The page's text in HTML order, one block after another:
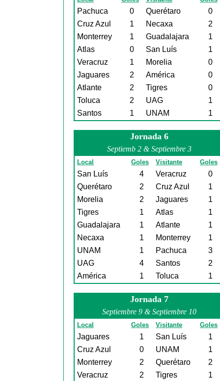
Pachuca 0 Querétaro
0
Cruz Azul
1 Necaxa
2
Monterrey
1 Guadalajara
1
Atlas
0 San Luís
1
Veracruz
1 Morelia
0
Jaguares
2 América
0
Atlante
2 Tigres
0
Toluca
2 UAG
1
Santos
1 UNAM 1
Jornada 6
Septiemb 2 & Septiembre 3
Local Goles Visitante Goles
San Luís 4 Veracruz
0
Querétaro
2 Cruz Azul
1
Morelia
2 Jaguares
1
Tigres
1 Atlas
1
Guadalajara
1 Atlante
1
Necaxa
1 Monterrey
1
UNAM
1 Pachuca
3
UAG
4 Santos
2
América
1 Toluca 1
Jornada 7
Septiembre 9 & Septiembre 10
Local Goles Visitante Goles
Jaguares 1 San Luís
1
Cruz Azul
0 UNAM
1
Monterrey
2 Querétaro
2
Veracruz
2 Tigres
1